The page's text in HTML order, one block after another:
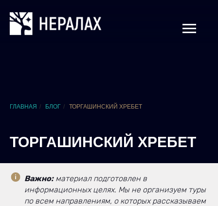
ГЛАВНАЯ / БЛОГ / ТОРГАШИНСКИЙ ХРЕБЕТ
ТОРГАШИНСКИЙ ХРЕБЕТ
Важно:материал подготовлен в
информационных целях. Мы не организуем туры
по всем направлениям, о которых рассказываем